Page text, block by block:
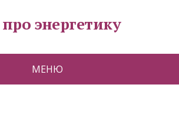
про энергетику
МЕНЮ